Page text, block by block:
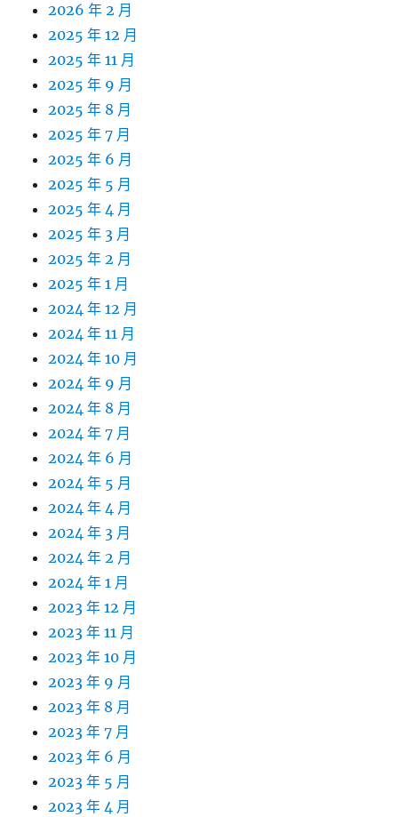
2026 年 2 月
2025 年 12 月
2025 年 11 月
2025 年 9 月
2025 年 8 月
2025 年 7 月
2025 年 6 月
2025 年 5 月
2025 年 4 月
2025 年 3 月
2025 年 2 月
2025 年 1 月
2024 年 12 月
2024 年 11 月
2024 年 10 月
2024 年 9 月
2024 年 8 月
2024 年 7 月
2024 年 6 月
2024 年 5 月
2024 年 4 月
2024 年 3 月
2024 年 2 月
2024 年 1 月
2023 年 12 月
2023 年 11 月
2023 年 10 月
2023 年 9 月
2023 年 8 月
2023 年 7 月
2023 年 6 月
2023 年 5 月
2023 年 4 月